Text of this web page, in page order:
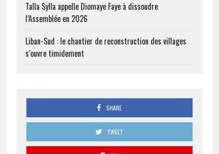
Talla Sylla appelle Diomaye Faye à dissoudre
l’Assemblée en 2026
Liban-Sud : le chantier de reconstruction des villages
s’ouvre timidement
SHARE
TWEET